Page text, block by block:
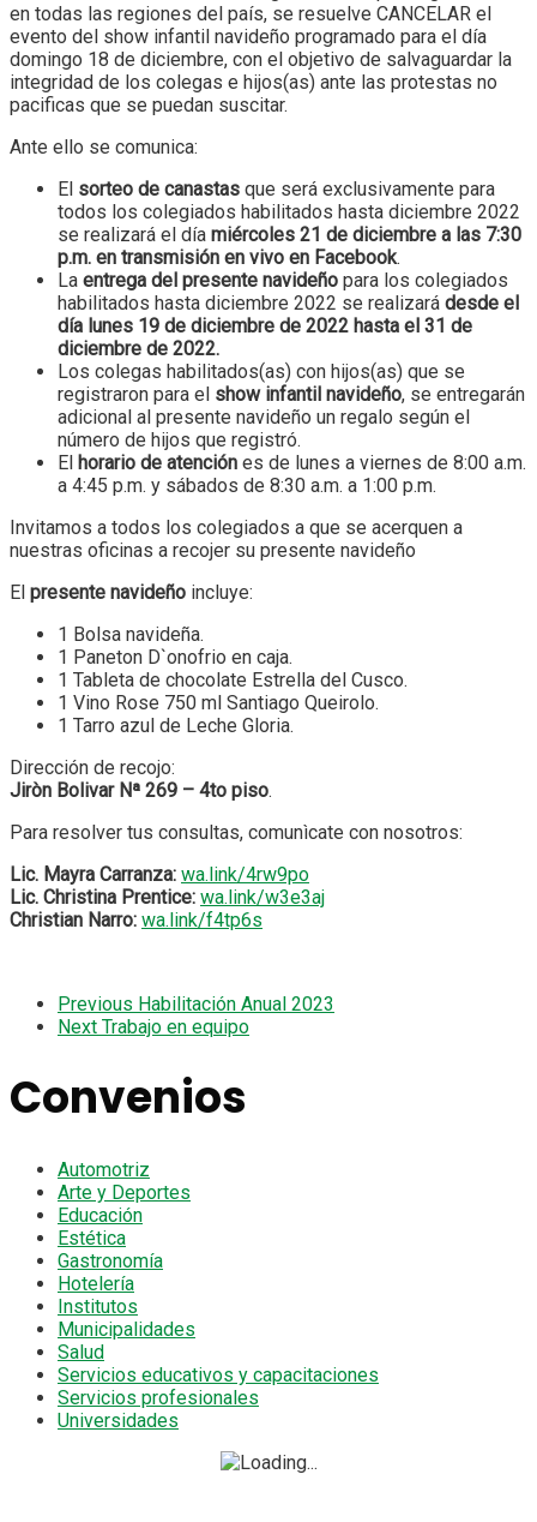
en todas las regiones del país, se resuelve CANCELAR el
evento del show infantil navideño programado para el día
domingo 18 de diciembre, con el objetivo de salvaguardar la
integridad de los colegas e hijos(as) ante las protestas no
pacificas que se puedan suscitar.
Ante ello se comunica:
El sorteo de canastas que será exclusivamente para
todos los colegiados habilitados hasta diciembre 2022
se realizará el día miércoles 21 de diciembre a las 7:30
p.m. en transmisión en vivo en Facebook.
La entrega del presente navideño para los colegiados
habilitados hasta diciembre 2022 se realizará desde el
día lunes 19 de diciembre de 2022 hasta el 31 de
diciembre de 2022.
Los colegas habilitados(as) con hijos(as) que se
registraron para el show infantil navideño, se entregarán
adicional al presente navideño un regalo según el
número de hijos que registró.
El horario de atención es de lunes a viernes de 8:00 a.m.
a 4:45 p.m. y sábados de 8:30 a.m. a 1:00 p.m.
Invitamos a todos los colegiados a que se acerquen a
nuestras oficinas a recojer su presente navideño
El presente navideño incluye:
1 Bolsa navideña.
1 Paneton D`onofrio en caja.
1 Tableta de chocolate Estrella del Cusco.
1 Vino Rose 750 ml Santiago Queirolo.
1 Tarro azul de Leche Gloria.
Dirección de recojo:
Jiròn Bolivar Nª 269 – 4to piso.
Para resolver tus consultas, comunìcate con nosotros:
Lic. Mayra Carranza: wa.link/4rw9po
Lic. Christina Prentice: wa.link/w3e3aj
Christian Narro: wa.link/f4tp6s
Previous Habilitación Anual 2023
Next Trabajo en equipo
Convenios
Automotriz
Arte y Deportes
Educación
Estética
Gastronomía
Hotelería
Institutos
Municipalidades
Salud
Servicios educativos y capacitaciones
Servicios profesionales
Universidades